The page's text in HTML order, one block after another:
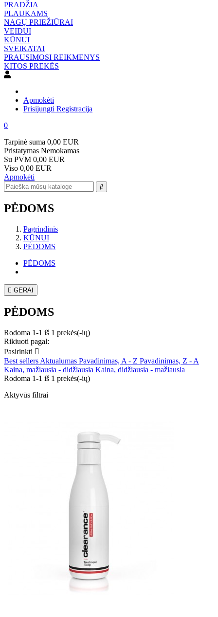
PRADŽIA
PLAUKAMS
NAGŲ PRIEŽIŪRAI
VEIDUI
KŪNUI
SVEIKATAI
PRAUSIMOSI REIKMENYS
KITOS PREKĖS
Apmokėti
Prisijungti Registracija
0
Tarpinė suma 0,00 EUR
Pristatymas Nemokamas
Su PVM 0,00 EUR
Viso 0,00 EUR
Apmokėti
PĖDOMS
Pagrindinis
KŪNUI
PĖDOMS
PĖDOMS
 GERAI
PĖDOMS
Rodoma 1-1 iš 1 prekės(-ių)
Rikiuoti pagal:
Pasirinkti 
Best sellers Aktualumas Pavadinimas, A - Z Pavadinimas, Z - A
Kaina, mažiausia - didžiausia Kaina, didžiausia - mažiausia
Rodoma 1-1 iš 1 prekės(-ių)
Aktyvūs filtrai